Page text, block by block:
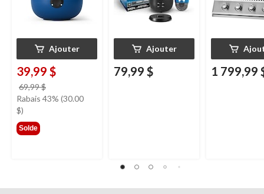
Ajouter
39,99 $
69,99 $
était
Rabais 43% (30.00
$)
Solde
Ajouter
79,99 $ 1 799,99